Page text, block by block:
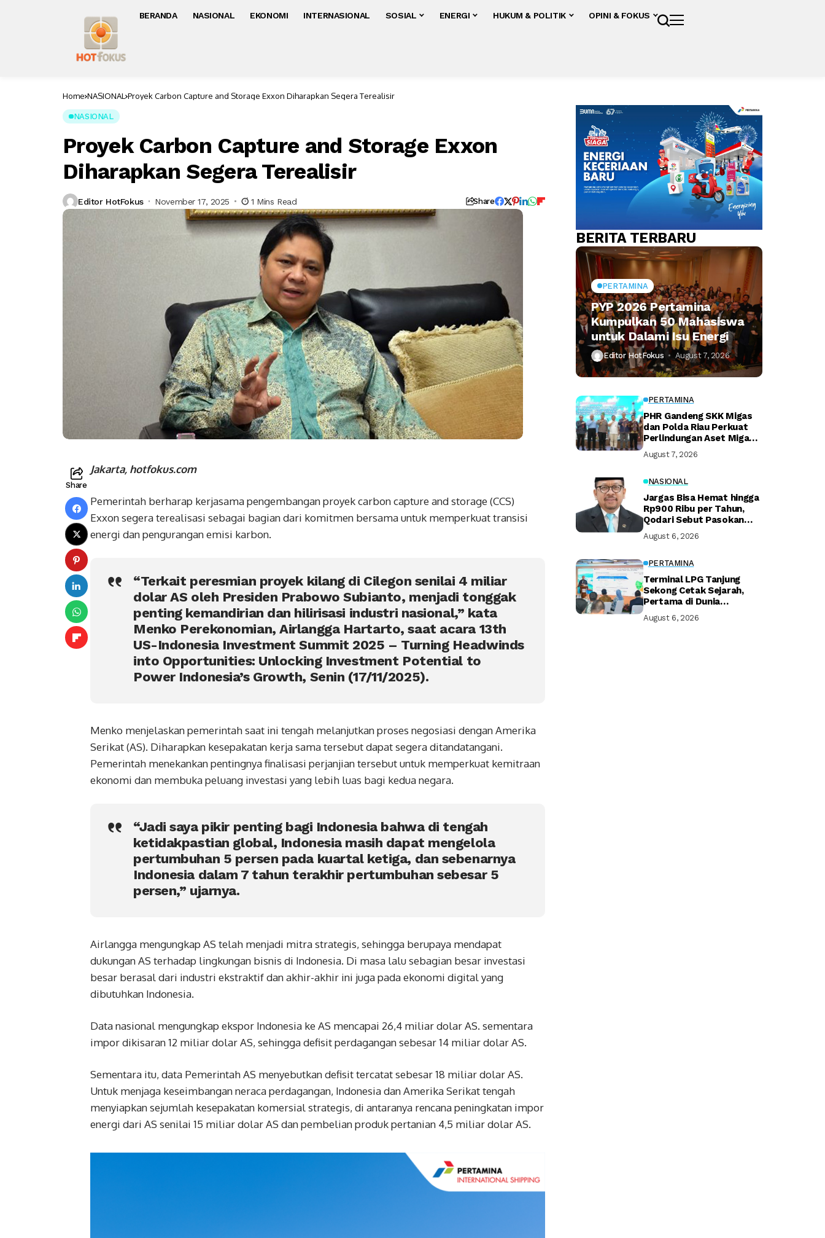
BERANDA NASIONAL EKONOMI INTERNASIONAL SOSIAL ENERGI HUKUM & POLITIK OPINI & FOKUS
Home NASIONAL Proyek Carbon Capture and Storage Exxon Diharapkan Segera Terealisir
NASIONAL
Proyek Carbon Capture and Storage Exxon
Diharapkan Segera Terealisir
Editor HotFokus November 17, 2025 1 Mins Read Share
Share
Jakarta, hotfokus.com
Pemerintah berharap kerjasama pengembangan proyek carbon capture and storage (CCS)
Exxon segera terealisasi sebagai bagian dari komitmen bersama untuk memperkuat transisi
energi dan pengurangan emisi karbon.
“Terkait peresmian proyek kilang di Cilegon senilai 4 miliar
dolar AS oleh Presiden Prabowo Subianto, menjadi tonggak
penting kemandirian dan hilirisasi industri nasional,” kata
Menko Perekonomian, Airlangga Hartarto, saat acara 13th
US-Indonesia Investment Summit 2025 – Turning Headwinds
into Opportunities: Unlocking Investment Potential to
Power Indonesia’s Growth, Senin (17/11/2025).
Menko menjelaskan pemerintah saat ini tengah melanjutkan proses negosiasi dengan Amerika
Serikat (AS). Diharapkan kesepakatan kerja sama tersebut dapat segera ditandatangani.
Pemerintah menekankan pentingnya finalisasi perjanjian tersebut untuk memperkuat kemitraan
ekonomi dan membuka peluang investasi yang lebih luas bagi kedua negara.
“Jadi saya pikir penting bagi Indonesia bahwa di tengah
ketidakpastian global, Indonesia masih dapat mengelola
pertumbuhan 5 persen pada kuartal ketiga, dan sebenarnya
Indonesia dalam 7 tahun terakhir pertumbuhan sebesar 5
persen,” ujarnya.
Airlangga mengungkap AS telah menjadi mitra strategis, sehingga berupaya mendapat
dukungan AS terhadap lingkungan bisnis di Indonesia. Di masa lalu sebagian besar investasi
besar berasal dari industri ekstraktif dan akhir-akhir ini juga pada ekonomi digital yang
dibutuhkan Indonesia.
Data nasional mengungkap ekspor Indonesia ke AS mencapai 26,4 miliar dolar AS. sementara
impor dikisaran 12 miliar dolar AS, sehingga defisit perdagangan sebesar 14 miliar dolar AS.
Sementara itu, data Pemerintah AS menyebutkan defisit tercatat sebesar 18 miliar dolar AS.
Untuk menjaga keseimbangan neraca perdagangan, Indonesia dan Amerika Serikat tengah
menyiapkan sejumlah kesepakatan komersial strategis, di antaranya rencana peningkatan impor
energi dari AS senilai 15 miliar dolar AS dan pembelian produk pertanian 4,5 miliar dolar AS.
BERITA TERBARU
PERTAMINA
PYP 2026 Pertamina
Kumpulkan 50 Mahasiswa
untuk Dalami Isu Energi
Editor HotFokus August 7, 2026
PERTAMINA
PHR Gandeng SKK Migas
dan Polda Riau Perkuat
Perlindungan Aset Migas
August 7, 2026
NASIONAL
Jargas Bisa Hemat hingga
Rp900 Ribu per Tahun,
Qodari Sebut Pasokan
August 6, 2026
PERTAMINA
Terminal LPG Tanjung
Sekong Cetak Sejarah,
Pertama di Dunia
Terminal
August 6, 2026